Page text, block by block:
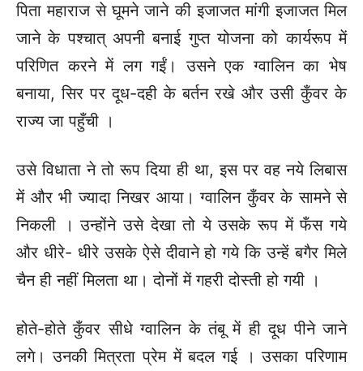
पिता महाराज से घूमने जाने की इजाजत मांगी इजाजत मिल
जाने के पश्चात् अपनी बनाई गुप्त योजना को कार्यरूप में
परिणित करने में लग गईं। उसने एक ग्वालिन का भेष
बनाया, सिर पर दूध-दही के बर्तन रखे और उसी कुँवर के
राज्य जा पहुँची ।
उसे विधाता ने तो रूप दिया ही था, इस पर वह नये लिबास
में और भी ज्यादा निखर आया। ग्वालिन कुँवर के सामने से
निकली । उन्होंने उसे देखा तो ये उसके रूप में फँस गये
और धीरे- धीरे उसके ऐसे दीवाने हो गये कि उन्हें बगैर मिले
चैन ही नहीं मिलता था। दोनों में गहरी दोस्ती हो गयी ।
होते-होते कुँवर सीधे ग्वालिन के तंबू में ही दूध पीने जाने
लगे। उनकी मित्रता प्रेम में बदल गई । उसका परिणाम